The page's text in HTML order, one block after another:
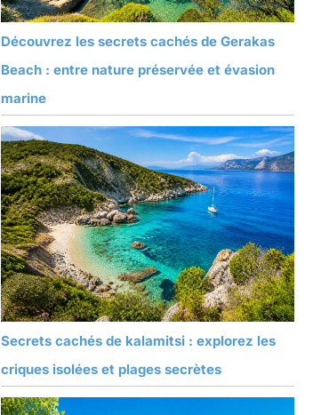
Découvrez les secrets cachés de Gerakas
Beach : entre nature préservée et évasion
marine
Secrets cachés de kalamitsi : explorez les
criques isolées et plages secrètes